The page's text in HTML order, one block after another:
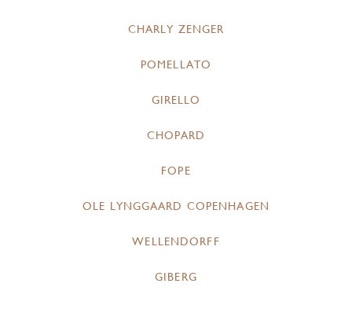
CHARLY ZENGER
POMELLATO
GIRELLO
CHOPARD
FOPE
OLE LYNGGAARD COPENHAGEN
WELLENDORFF
GIBERG